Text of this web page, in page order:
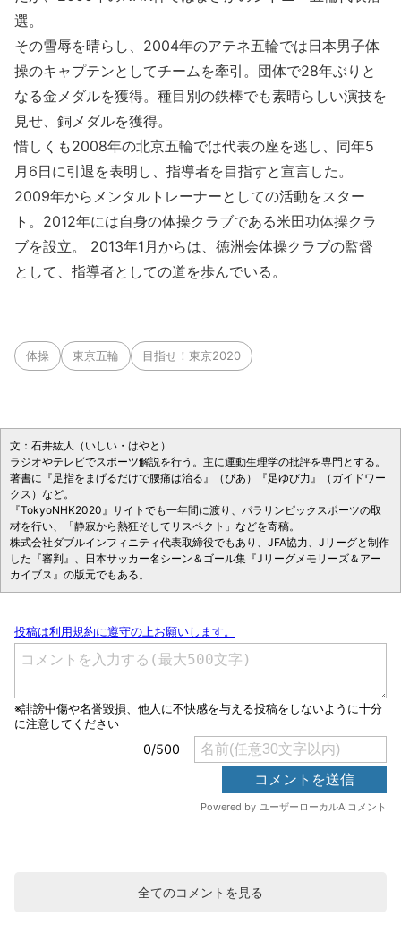
選。
その雪辱を晴らし、2004年のアテネ五輪では日本男子体
操のキャプテンとしてチームを牽引。団体で28年ぶりと
なる金メダルを獲得。種目別の鉄棒でも素晴らしい演技を
見せ、銅メダルを獲得。
惜しくも2008年の北京五輪では代表の座を逃し、同年5
月6日に引退を表明し、指導者を目指すと宣言した。
2009年からメンタルトレーナーとしての活動をスター
ト。2012年には自身の体操クラブである米田功体操クラ
ブを設立。 2013年1月からは、徳洲会体操クラブの監督
として、指導者としての道を歩んでいる。
体操 東京五輪 目指せ！東京2020
文：石井紘人（いしい・はやと）
ラジオやテレビでスポーツ解説を行う。主に運動生理学の批評を専門とする。
著書に『足指をまげるだけで腰痛は治る』（ぴあ）『足ゆび力』（ガイドワー
クス）など。
『TokyoNHK2020』サイトでも一年間に渡り、パラリンピックスポーツの取
材を行い、「静寂から熱狂そしてリスペクト」などを寄稿。
株式会社ダブルインフィニティ代表取締役でもあり、JFA協力、Jリーグと制作
した『審判』、日本サッカー名シーン＆ゴール集『Jリーグメモリーズ＆アー
カイブス』の版元でもある。
全てのコメントを見る